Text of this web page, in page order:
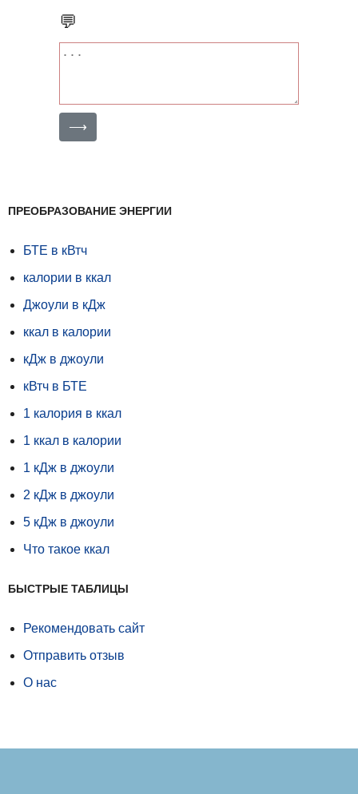
💬
⟶
ПРЕОБРАЗОВАНИЕ ЭНЕРГИИ
БТЕ в кВтч
калории в ккал
Джоули в кДж
ккал в калории
кДж в джоули
кВтч в БТЕ
1 калория в ккал
1 ккал в калории
1 кДж в джоули
2 кДж в джоули
5 кДж в джоули
Что такое ккал
БЫСТРЫЕ ТАБЛИЦЫ
Рекомендовать сайт
Отправить отзыв
О нас